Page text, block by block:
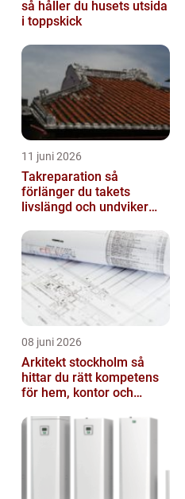
så håller du husets utsida
i toppskick
11 juni 2026
Takreparation så
förlänger du takets
livslängd och undviker
08 juni 2026
Arkitekt stockholm så
hittar du rätt kompetens
för hem, kontor och